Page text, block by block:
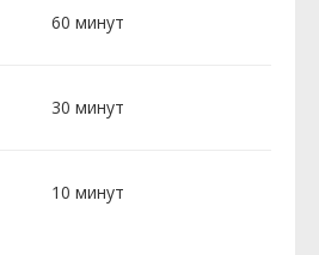
60 минут
30 минут
10 минут